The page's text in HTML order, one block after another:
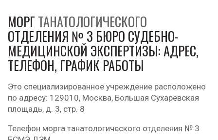
МОРГ ТАНАТОЛОГИЧЕСКОГО
ОТДЕЛЕНИЯ № 3 БЮРО СУДЕБНО-
МЕДИЦИНСКОЙ ЭКСПЕРТИЗЫ: АДРЕС,
ТЕЛЕФОН, ГРАФИК РАБОТЫ
Это специализированное учреждение расположено
по адресу: 129010, Москва, Большая Сухаревская
площадь, д. 3, стр. 8
Телефон морга танатологического отделения № 3